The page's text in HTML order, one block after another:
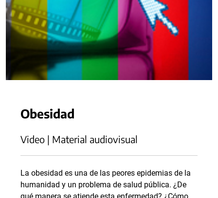
Obesidad
Video | Material audiovisual
La obesidad es una de las peores epidemias de la
humanidad y un problema de salud pública. ¿De